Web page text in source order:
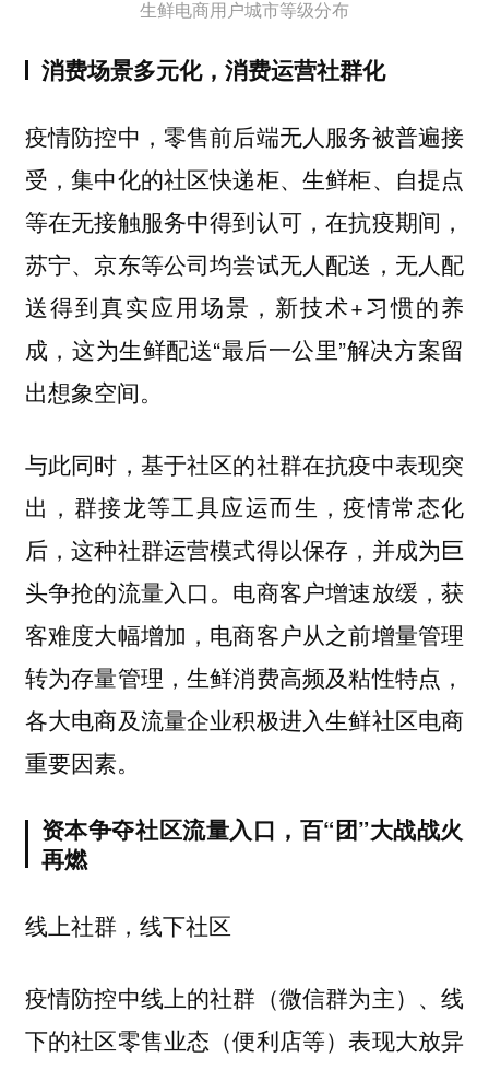
生鲜电商用户城市等级分布
消费场景多元化，消费运营社群化
疫情防控中，零售前后端无人服务被普遍接
受，集中化的社区快递柜、生鲜柜、自提点
等在无接触服务中得到认可，在抗疫期间，
苏宁、京东等公司均尝试无人配送，无人配
送得到真实应用场景，新技术+习惯的养
成，这为生鲜配送“最后一公里”解决方案留
出想象空间。
与此同时，基于社区的社群在抗疫中表现突
出，群接龙等工具应运而生，疫情常态化
后，这种社群运营模式得以保存，并成为巨
头争抢的流量入口。电商客户增速放缓，获
客难度大幅增加，电商客户从之前增量管理
转为存量管理，生鲜消费高频及粘性特点，
各大电商及流量企业积极进入生鲜社区电商
重要因素。
资本争夺社区流量入口，百“团”大战战火
再燃
线上社群，线下社区
疫情防控中线上的社群（微信群为主）、线
下的社区零售业态（便利店等）表现大放异